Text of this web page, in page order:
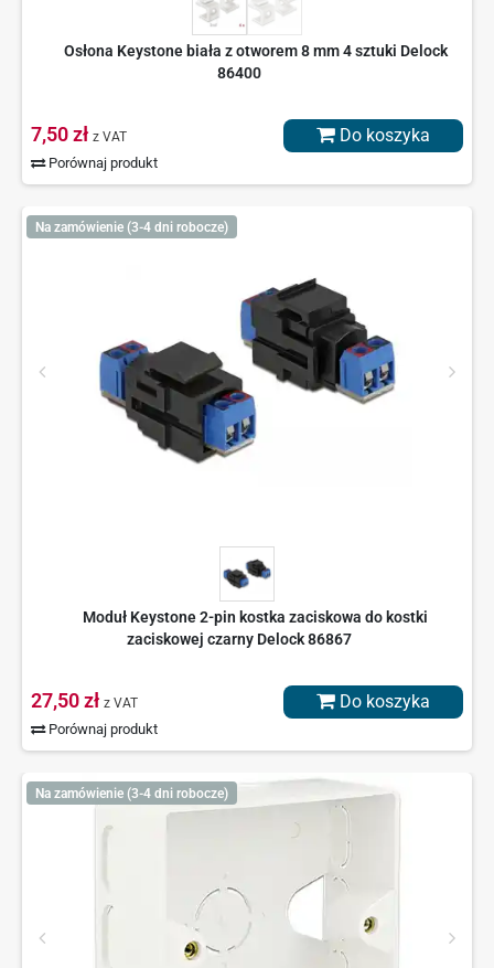
Osłona Keystone biała z otworem 8 mm 4 sztuki Delock
86400
7,50 zł z VAT
Porównaj produkt
Do koszyka
Na zamówienie (3-4 dni robocze)
Moduł Keystone 2-pin kostka zaciskowa do kostki
zaciskowej czarny Delock 86867
27,50 zł z VAT
Porównaj produkt
Do koszyka
Na zamówienie (3-4 dni robocze)